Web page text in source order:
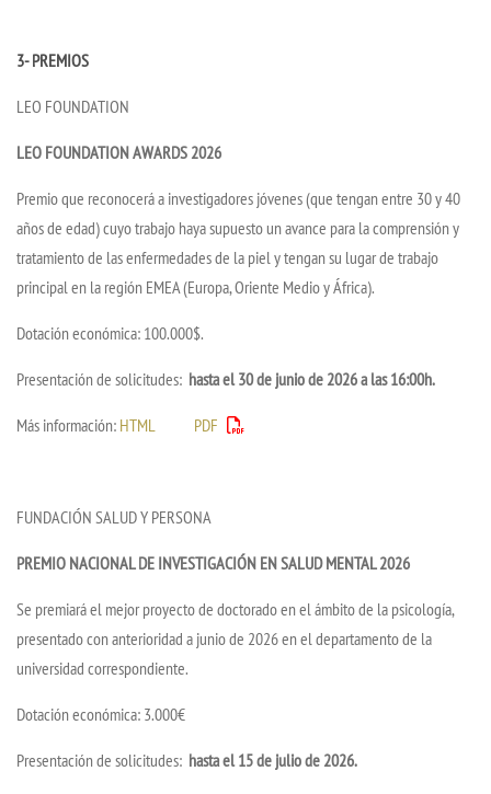
3- PREMIOS
LEO FOUNDATION
LEO FOUNDATION AWARDS 2026
Premio que reconocerá a investigadores jóvenes (que tengan entre 30 y 40
años de edad) cuyo trabajo haya supuesto un avance para la comprensión y
tratamiento de las enfermedades de la piel y tengan su lugar de trabajo
principal en la región EMEA (Europa, Oriente Medio y África).
Dotación económica: 100.000$.
Presentación de solicitudes: hasta el 30 de junio de 2026 a las 16:00h.
Más información: HTML PDF
FUNDACIÓN SALUD Y PERSONA
PREMIO NACIONAL DE INVESTIGACIÓN EN SALUD MENTAL 2026
Se premiará el mejor proyecto de doctorado en el ámbito de la psicología,
presentado con anterioridad a junio de 2026 en el departamento de la
universidad correspondiente.
Dotación económica: 3.000€
Presentación de solicitudes: hasta el 15 de julio de 2026.